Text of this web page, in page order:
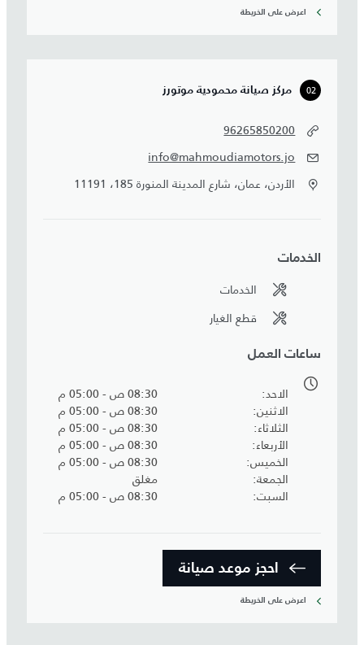
اعرض على الخريطة
02 مركز صيانة محمودية موتورز
96265850200
info@mahmoudiamotors.jo
الأردن، عمان، شارع المدينة المنورة 185، 11191
الخدمات
الخدمات
قطع الغيار
ساعات العمل
الاحد
08:30 ص - 05:00 م
الاثنين
08:30 ص - 05:00 م
الثلاثاء
08:30 ص - 05:00 م
الأربعاء
08:30 ص - 05:00 م
الخميس
08:30 ص - 05:00 م
الجمعة
مغلق
السبت
08:30 ص - 05:00 م
احجز موعد صيانة‎
اعرض على الخريطة